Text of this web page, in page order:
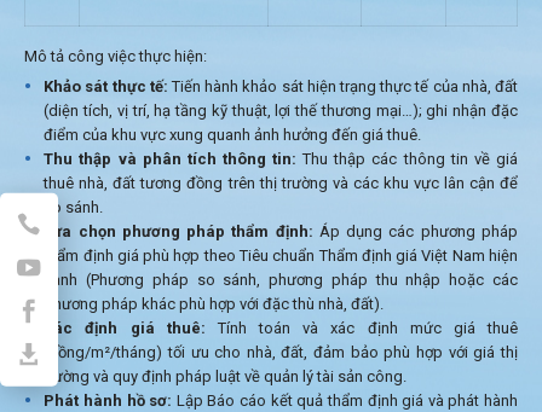
Mô tả công việc thực hiện:
Khảo sát thực tế: Tiến hành khảo sát hiện trạng thực tế của nhà, đất
(diện tích, vị trí, hạ tầng kỹ thuật, lợi thế thương mại…); ghi nhận đặc
điểm của khu vực xung quanh ảnh hưởng đến giá thuê.
Thu thập và phân tích thông tin: Thu thập các thông tin về giá
thuê nhà, đất tương đồng trên thị trường và các khu vực lân cận để
so sánh.
Lựa chọn phương pháp thẩm định: Áp dụng các phương pháp
thẩm định giá phù hợp theo Tiêu chuẩn Thẩm định giá Việt Nam hiện
hành (Phương pháp so sánh, phương pháp thu nhập hoặc các
phương pháp khác phù hợp với đặc thù nhà, đất).
Xác định giá thuê: Tính toán và xác định mức giá thuê
(đồng/m²/tháng) tối ưu cho nhà, đất, đảm bảo phù hợp với giá thị
trường và quy định pháp luật về quản lý tài sản công.
Phát hành hồ sơ: Lập Báo cáo kết quả thẩm định giá và phát hành